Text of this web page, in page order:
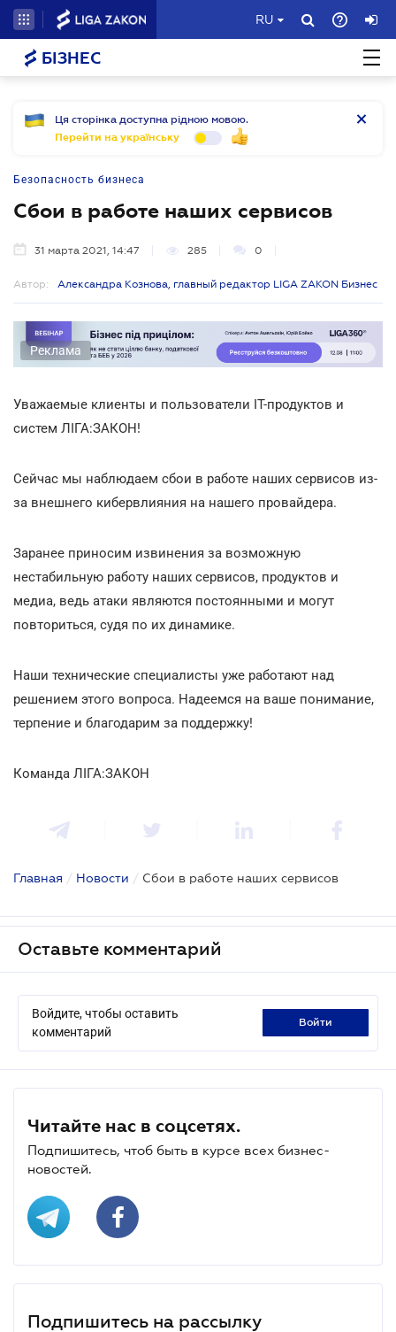
RU
БІЗНЕС
Ця сторінка доступна рідною мовою.
Перейти на українську
Безопасность бизнеса
Сбои в работе наших сервисов
31 марта 2021, 14:47 285 0
Автор: Александра Кознова, главный редактор LIGA ZAKON Бизнес
Реклама
Уважаемые клиенты и пользователи ІТ-продуктов и
систем ЛІГА:ЗАКОН!
Сейчас мы наблюдаем сбои в работе наших сервисов из-
за внешнего кибервлияния на нашего провайдера.
Заранее приносим извинения за возможную
нестабильную работу наших сервисов, продуктов и
медиа, ведь атаки являются постоянными и могут
повториться, судя по их динамике.
Наши технические специалисты уже работают над
решением этого вопроса. Надеемся на ваше понимание,
терпение и благодарим за поддержку!
Команда ЛІГА:ЗАКОН
Главная / Новости / Сбои в работе наших сервисов
Оставьте комментарий
Войдите, чтобы оставить
комментарий
войти
Читайте нас в соцсетях.
Подпишитесь, чтоб быть в курсе всех бизнес-
новостей.
Подпишитесь на рассылку